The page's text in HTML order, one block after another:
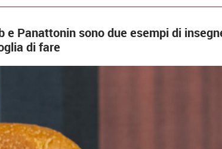
e Panattonin sono due esempi di
di fare